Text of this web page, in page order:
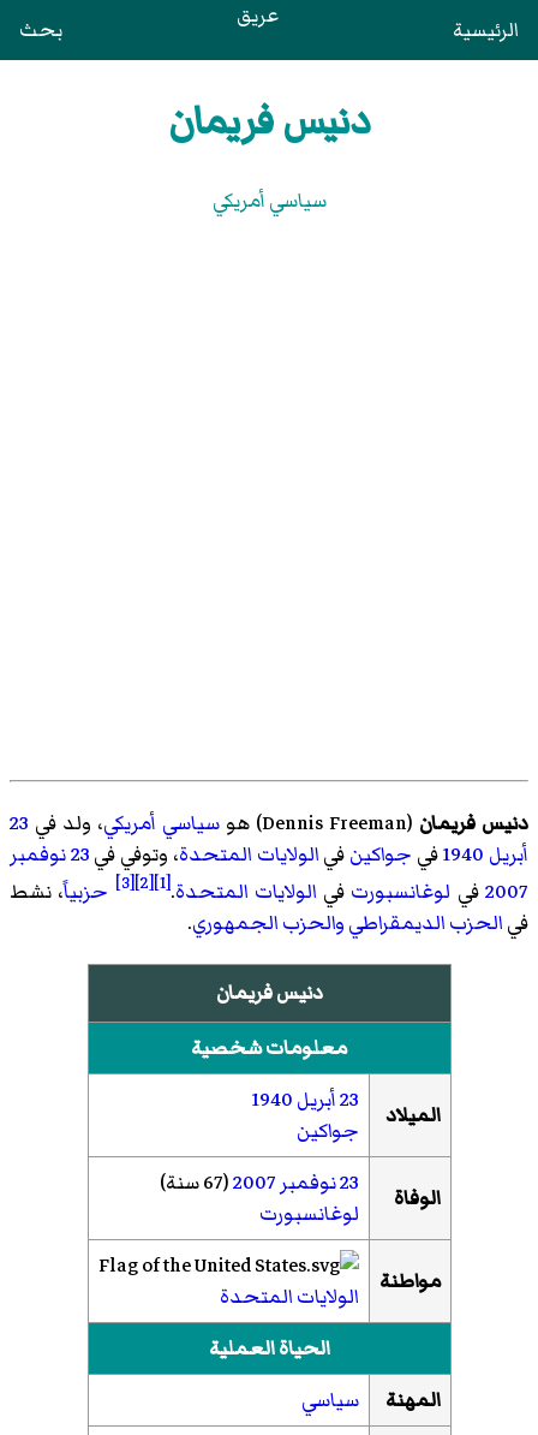
الرئيسية عريق بحث
دنيس فريمان
سياسي أمريكي
دنيس فريمان (
Dennis Freeman)‏ هو سياسي أمريكي، ولد في 23
أبريل 1940في جواكينفيالولايات المتحدة، وتوفي في23 نوفمبر
2007في لوغانسبورت في الولايات المتحدة.
[1]
[2]
[3] حزبياً، نشط
فيالحزب الديمقراطيوالحزب الجمهوري.
دنيس فريمان
معلومات شخصية
الميلاد 23 أبريل
1940
جواكين
الوفاة 23 نوفمبر 2007(67 سنة)
لوغانسبورت
مواطنة
الولايات المتحدة
الحياة العملية
المهنة
سياسي